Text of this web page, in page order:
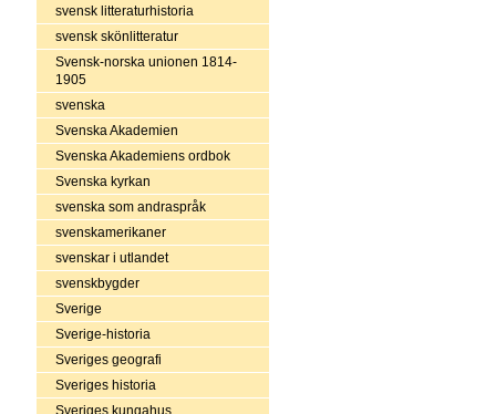
svensk litteraturhistoria
svensk skönlitteratur
Svensk-norska unionen 1814-
1905
svenska
Svenska Akademien
Svenska Akademiens ordbok
Svenska kyrkan
svenska som andraspråk
svenskamerikaner
svenskar i utlandet
svenskbygder
Sverige
Sverige-historia
Sveriges geografi
Sveriges historia
Sveriges kungahus